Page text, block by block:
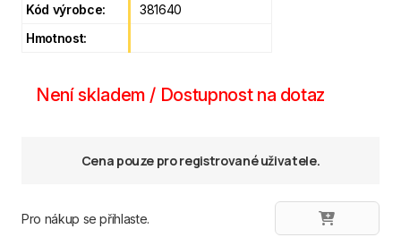
Kód výrobce:
381640
Hmotnost:
Není skladem / Dostupnost na dotaz
Cena pouze pro registrované uživatele.
Pro nákup se přihlaste.